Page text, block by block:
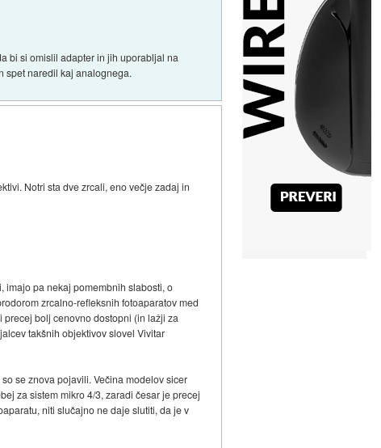
bi si omislil adapter in jih uporabljal na
spet naredil kaj analognega.
Notri sta dve zrcali, eno večje zadaj in
imajo pa nekaj pomembnih slabosti, o
zrcalno-refleksnih fotoaparatov med
bolj cenovno dostopni (in lažji za
takšnih objektivov slovel Vivitar
se znova pojavili. Večina modelov sicer
za sistem mikro 4/3, zaradi česar je precej
niti slučajno ne daje slutiti, da je v